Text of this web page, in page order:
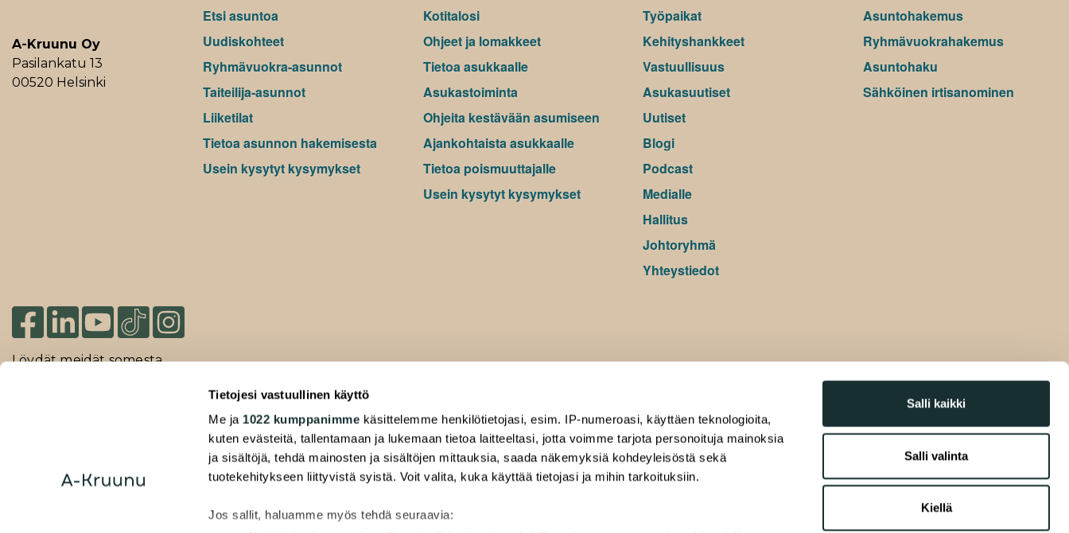
Tietojesi vastuullinen käyttö
Me ja 1022 kumppanimme käsittelemme henkilötietojasi, esim. IP-numeroasi, käyttäen teknologioita,
kuten evästeitä, tallentamaan ja lukemaan tietoa laitteeltasi, jotta voimme tarjota personoituja mainoksia
ja sisältöjä, tehdä mainosten ja sisältöjen mittauksia, saada näkemyksiä kohdeyleisöstä sekä
tuotekehitykseen liittyvistä syistä. Voit valita, kuka käyttää tietojasi ja mihin tarkoituksiin.
Jos sallit, haluamme myös tehdä seuraavia:
Salli kaikki
Salli valinta
Kiellä
A-Kruunu Oy
Pasilankatu 13
00520 Helsinki
Etsi asuntoa
Uudiskohteet
Ryhmävuokra-asunnot
Taiteilija-asunnot
Liiketilat
Tietoa asunnon hakemisesta
Usein kysytyt kysymykset
Kotitalosi
Ohjeet ja lomakkeet
Tietoa asukkaalle
Asukastoiminta
Ohjeita kestävään asumiseen
Ajankohtaista asukkaalle
Tietoa poismuuttajalle
Usein kysytyt kysymykset
Työpaikat
Kehityshankkeet
Vastuullisuus
Asukasuutiset
Uutiset
Blogi
Podcast
Medialle
Hallitus
Johtoryhmä
Yhteystiedot
Asuntohakemus
Ryhmävuokrahakemus
Asuntohaku
Sähköinen irtisanominen
Löydät meidät somesta
2026 Duuilo Oy – © A-Kruunu Oy –
Saavutettavuusseloste